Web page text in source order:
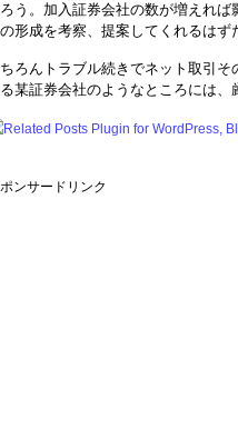
う。加入証券会社の数が増えれ
形成を考察、提案してくれるはず
ろんトラブル続きでネット取引
某証券会社のようなところには
ンサードリンク